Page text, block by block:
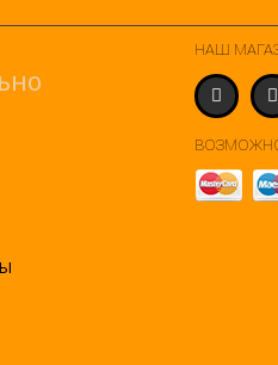
НАШ